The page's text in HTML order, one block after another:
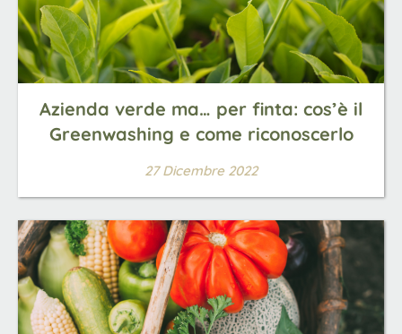
Azienda verde ma… per finta: cos’è il
Greenwashing e come riconoscerlo
27 Dicembre 2022